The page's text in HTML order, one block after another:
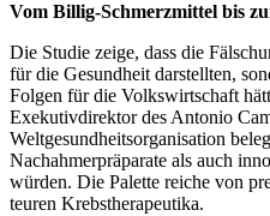
Vom Billig-Schmerzmittel bis
Die Studie zeige, dass die
für die Gesundheit darstellten,
Folgen für die Volkswirtschaft
Exekutivdirektor des Antonio
Weltgesundheitsorganisation
Nachahmerpräparate als auch
würden. Die Palette reiche von
teuren Krebstherapeutika.